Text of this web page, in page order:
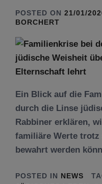
POSTED ON 21/01/
BORCHERT
Ein Blick auf die
durch die Linse
Rabbiner erklären,
familiäre Werte
bewahrt werden
POSTED IN NEWS